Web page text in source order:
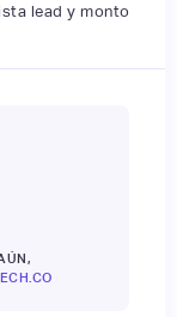
lead y monto